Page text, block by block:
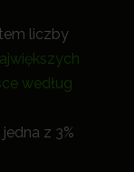
liczby
według
z 3%